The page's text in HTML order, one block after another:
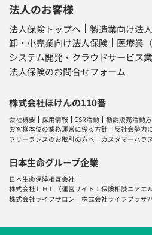
法人のお客様
法人保険トップへ
製造業向け法
卸・小売業向け法人保険
医療業
システム開発・クラウドサービス業
法人保険のお問合せフォーム
株式会社ほけんの110番
会社概要 採用情報 CSR活動
勧誘販売活動
お客様本位の業務運営に係る方針
反社会勢力
フリーランスのお取引の方へ
カスタマーハラ
日本生命グループ企業
日本生命保険相互会社
株式会社ＬＨＬ （運営サイト：保険相談ニアエ
株式会社ライフサロン
株式会社ライフプラザ